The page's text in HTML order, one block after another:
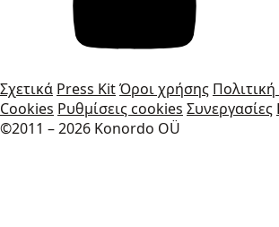
Σχετικά Press KitΌροι χρήσης
Cookies Ρυθμίσεις cookies Συνεργασίες
©2011 – 2026 Konordo OÜ